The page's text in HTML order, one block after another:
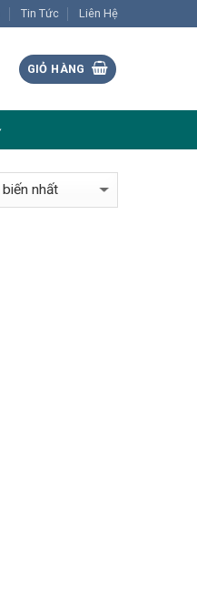
Tin Tức Liên Hệ
GIỎ HÀNG